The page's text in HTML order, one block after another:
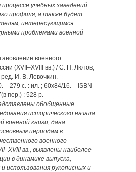
учебных заведений
профиля, а также будет
интересующимся
проблемами военной
военного
(XVII–XVIII вв.) / С. Н. Лютов,
И. В. Ле­вочкин. –
– 279 с. : ил. ; 60х84/16. – ISBN
пер.) : 528 р.
обобщенные
исторического начала
военной книги, дана
периодам в
военного
вв., выявлены наиболее
в динамике выпуска,
использования рукописных и